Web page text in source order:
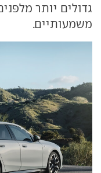
משמעותיים.